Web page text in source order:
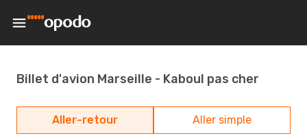
Billet d'avion Marseille - Kaboul pas cher
Aller-retour Aller simple